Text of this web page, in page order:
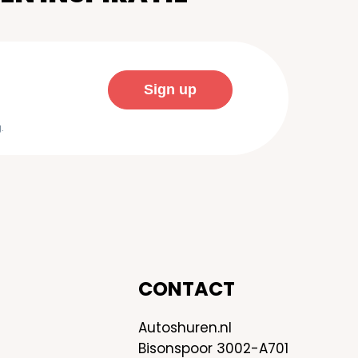
CONTACT
Autoshuren.nl
Bisonspoor 3002-A701